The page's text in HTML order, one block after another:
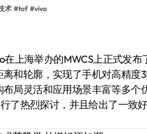
术 #tof #vivo
上海举办的MWCS上正式发布
和轮廓，实现了手机对高精度
局灵活和应用场景丰富等多个
了热烈探讨，并且给出了一致好